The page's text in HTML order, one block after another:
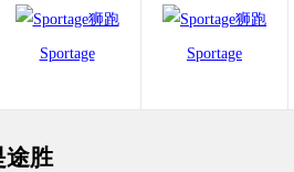
Sportage Sportage
途胜